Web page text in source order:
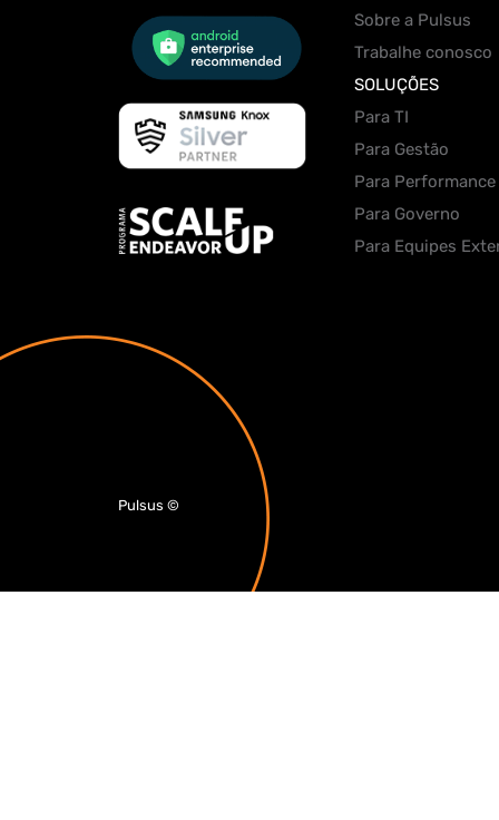
Sobre a Pulsus
Trabalhe conosco
SOLUÇÕES
Para TI
Para Gestão
Para Performance
Para Governo
Para Equipes
Pulsus ©